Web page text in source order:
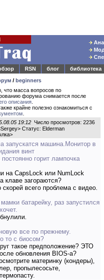
RSN блог
библиотека
/ beginners
что масса вопросов по
форума снимается после
описания
крайне полезно ознакомиться с
19:12 Число просмотров: 2236
Статус: Elderman
>
запускатся машина.Монитор в
винт
постоянно горит лампочка
на CapsLock или NumLock
клаве загораются?
скорей всего проблема с видео.
батарейку, раз запустился
все по прежнему.
то с биосом?
такое предположение? ЭТО
обновления BIOS-а?
материнку (кондеры),
пропылесосьте,